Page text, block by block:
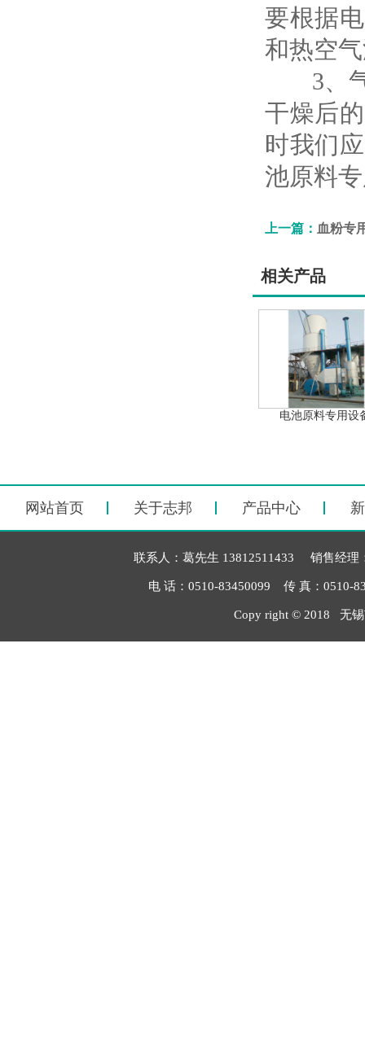
要根据
和热空
3、气
干燥后
时我们
池原料
上一篇： 血粉专
相关产品
电池原料专用设
网站首页 关于志邦 产品中心
联系人：葛先生 13812511433 销售经理
电 话：0510-83450099 传 真：0510-
Copy right © 2018 无